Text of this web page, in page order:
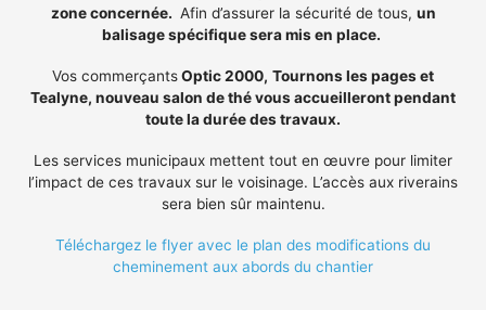
zone concernée. Afin d’assurer la sécurité de tous, un
balisage spécifique sera mis en place.
Vos commerçantsOptic 2000, Tournons les pages et
Tealyne, nouveau salon de thé vous accueilleront pendant
toute la durée des travaux.
Les services municipaux mettent tout en œuvre pour limiter
l’impact de ces travaux sur le voisinage. L’accès aux riverains
sera bien sûr maintenu.
Téléchargez le flyer avec le plan des modifications du
cheminement aux abords du chantier